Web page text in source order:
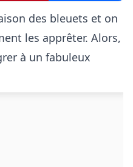
des bleuets et on
les apprêter. Alors,
à un fabuleux